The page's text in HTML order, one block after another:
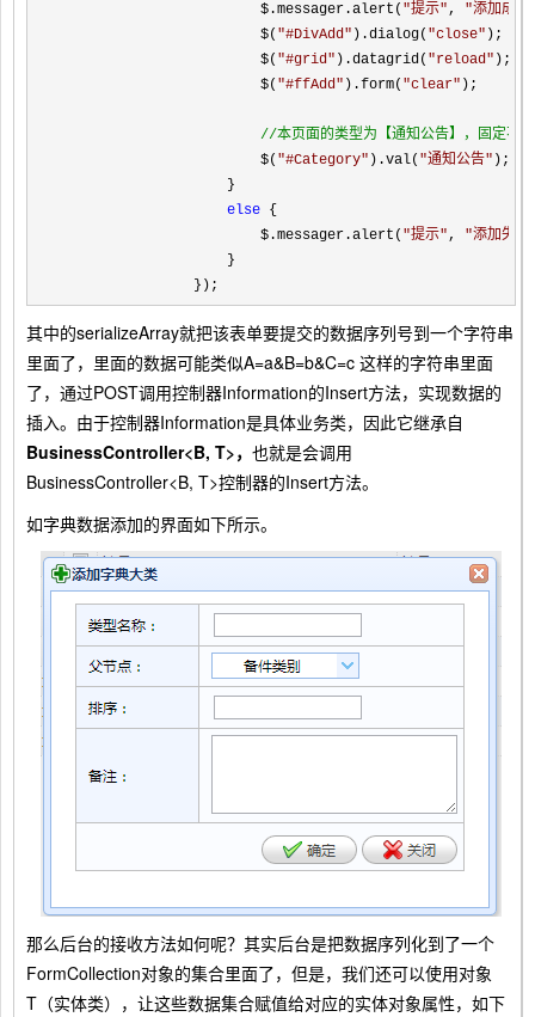
                        $.messager.alert(
"提示", "添加成功
                        $(
"#DivAdd" ).dialog( "close" );
                        $(
"#grid" ).datagrid( "reload" );
                        $(
"#ffAdd" ).form( "clear" );
//本页面的类型为【通知公告】，固定不变
                        $(
"#Category" ).val( "通知公告" );
                    }
else {
                        $.messager.alert(
"提示", "添加失败
                    }
                });
其中的serializeArray就把该表单要提交的数据序列号到一个字符串
里面了，里面的数据可能类似A=a&B=b&C=c 这样的字符串里面
了，通过POST调用控制器Information的Insert方法，实现数据的
插入。由于控制器Information是具体业务类，因此它继承自
BusinessController<B, T>， 也就是会调用
BusinessController<B, T>控制器的Insert方法。
如字典数据添加的界面如下所示。
那么后台的接收方法如何呢？其实后台是把数据序列化到了一个
FormCollection对象的集合里面了，但是，我们还可以使用对象
T（实体类），让这些数据集合赋值给对应的实体对象属性，如下